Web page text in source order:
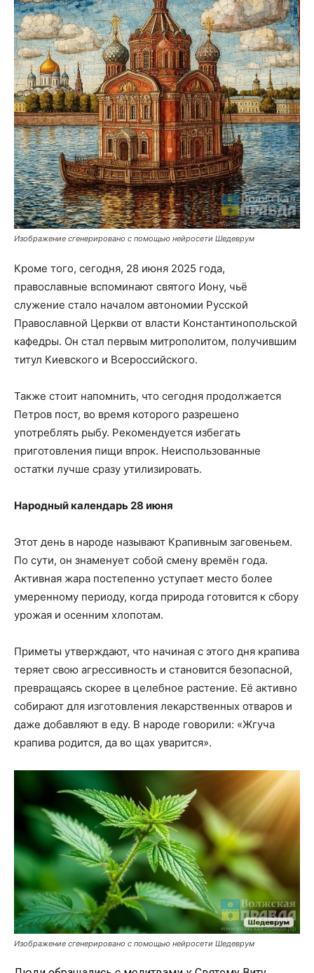
Изображение сгенерировано с помощью нейросети Шедеврум
Кроме того, сегодня, 28 июня 2025 года,
православные вспоминают святого Иону, чьё
служение стало началом автономии Русской
Православной Церкви от власти Константинопольской
кафедры. Он стал первым митрополитом, получившим
титул Киевского и Всероссийского.
Также стоит напомнить, что сегодня продолжается
Петров пост, во время которого разрешено
употреблять рыбу. Рекомендуется избегать
приготовления пищи впрок. Неиспользованные
остатки лучше сразу утилизировать.
Народный календарь 28 июня
Этот день в народе называют Крапивным заговеньем.
По сути, он знаменует собой смену времён года.
Активная жара постепенно уступает место более
умеренному периоду, когда природа готовится к сбору
урожая и осенним хлопотам.
Приметы утверждают, что начиная с этого дня крапива
теряет свою агрессивность и становится безопасной,
превращаясь скорее в целебное растение. Её активно
собирают для изготовления лекарственных отваров и
даже добавляют в еду. В народе говорили: «Жгуча
крапива родится, да во щах уварится».
Изображение сгенерировано с помощью нейросети Шедеврум